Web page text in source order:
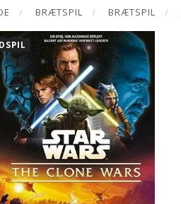
BRÆTSPIL BRÆTSPIL